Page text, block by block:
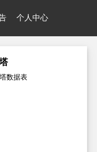
个人中心
数据表